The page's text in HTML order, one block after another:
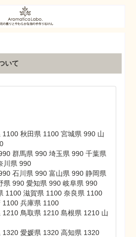
いて
秋田県 1100 宮城県 990 山
群馬県 990 埼玉県 990 千葉県
川県 990
石川県 990 富山県 990 静岡県
県 990 愛知県 990 岐阜県 990
1100 滋賀県 1100 奈良県 1100
1100 兵庫県 1100
1210 鳥取県 1210 島根県 1210 山
1320 愛媛県 1320 高知県 1320